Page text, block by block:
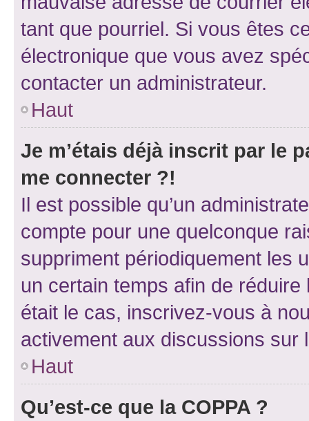
tant que pourriel. Si vous êtes
électronique que vous avez
contacter un administrateur.
Haut
Je m’étais déjà inscrit par le
me connecter ?!
Il est possible qu’un
compte pour une quelconque
suppriment périodiquement les
un certain temps afin de
était le cas, inscrivez-vous à
activement aux discussions sur
Haut
Qu’est-ce que la COPPA ?